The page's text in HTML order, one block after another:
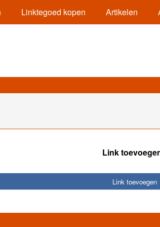
Linktegoed kopen Artikelen
Link
Link toevoegen